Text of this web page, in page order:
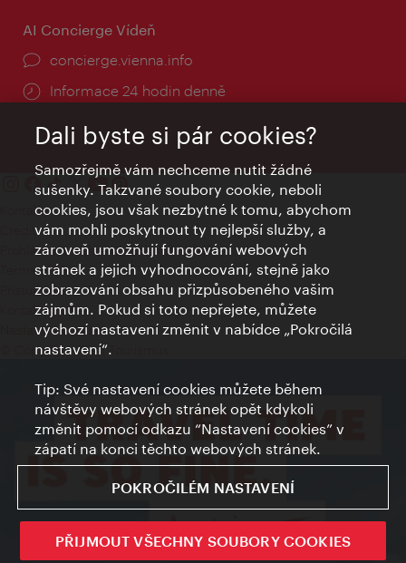
AI Concierge Vídeň
concierge.vienna.info
Informace 24 hodin denně
Kontakty
Credits
Prohlášení o ochraně osobních údajů
Terms of Use
Přístupnost
Kontakt pro tisk
Nastavení cookies
© Copyright Wien Tourismus
Dali byste si pár cookies?
Samozřejmě vám nechceme nutit žádné
sušenky. Takzvané soubory cookie, neboli
cookies, jsou však nezbytné k tomu, abychom
vám mohli poskytnout ty nejlepší služby, a
zároveň umožňují fungování webových
stránek a jejich vyhodnocování, stejně jako
zobrazování obsahu přizpůsobeného vašim
zájmům. Pokud si toto nepřejete, můžete
výchozí nastavení změnit v nabídce „Pokročilá
nastavení“.
Tip: Své nastavení cookies můžete během
návštěvy webových stránek opět kdykoli
změnit pomocí odkazu “Nastavení cookies” v
zápatí na konci těchto webových stránek.
POKROČILÉM NASTAVENÍ
PŘIJMOUT VŠECHNY SOUBORY COOKIES